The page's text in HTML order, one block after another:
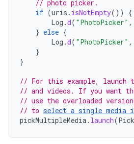
// photo picker.
if (uris . isNotEmpty())
{
Log .d( "PhotoPicker" ,
} else {
Log .d( "PhotoPicker" ,
}
}
// For this example, launch
// and videos. If you want
// use the overloaded
// to select a single media
pickMultipleMedia. launch(